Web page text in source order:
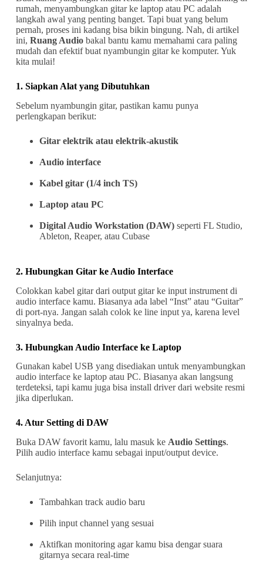
rumah, menyambungkan gitar ke laptop atau PC adalah
langkah awal yang penting banget. Tapi buat yang belum
pernah, proses ini kadang bisa bikin bingung. Nah, di artikel
ini, Ruang Audiobakal bantu kamu memahami cara paling
mudah dan efektif buat nyambungin gitar ke komputer. Yuk
kita mulai!
1. Siapkan Alat yang Dibutuhkan
Sebelum nyambungin gitar, pastikan kamu punya
perlengkapan berikut:
Gitar elektrik atau elektrik-akustik
Audio interface
Kabel gitar (1/4 inch TS)
Laptop atau PC
Digital Audio Workstation (DAW)seperti FL Studio,
Ableton, Reaper, atau Cubase
2. Hubungkan Gitar ke Audio Interface
Colokkan kabel gitar dari output gitar ke input instrument di
audio interface kamu. Biasanya ada label “Inst” atau “Guitar”
di port-nya. Jangan salah colok ke line input ya, karena level
sinyalnya beda.
3. Hubungkan Audio Interface ke Laptop
Gunakan kabel USB yang disediakan untuk menyambungkan
audio interface ke laptop atau PC. Biasanya akan langsung
terdeteksi, tapi kamu juga bisa install driver dari website resmi
jika diperlukan.
4. Atur Setting di DAW
Buka DAW favorit kamu, lalu masuk ke Audio Settings.
Pilih audio interface kamu sebagai input/output device.
Selanjutnya:
Tambahkan track audio baru
Pilih input channel yang sesuai
Aktifkan monitoring agar kamu bisa dengar suara
gitarnya secara real-time